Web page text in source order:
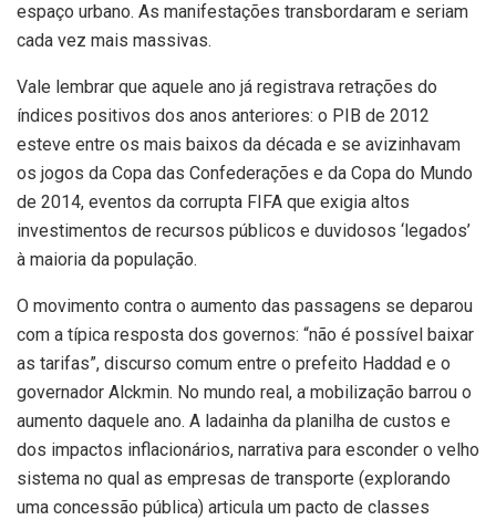
espaço urbano. As manifestações transbordaram e seriam
cada vez mais massivas.
Vale lembrar que aquele ano já registrava retrações do
índices positivos dos anos anteriores: o PIB de 2012
esteve entre os mais baixos da década e se avizinhavam
os jogos da Copa das Confederações e da Copa do Mundo
de 2014, eventos da corrupta FIFA que exigia altos
investimentos de recursos públicos e duvidosos ‘legados’
à maioria da população.
O movimento contra o aumento das passagens se deparou
com a típica resposta dos governos: “não é possível baixar
as tarifas”, discurso comum entre o prefeito Haddad e o
governador Alckmin. No mundo real, a mobilização barrou o
aumento daquele ano. A ladainha da planilha de custos e
dos impactos inflacionários, narrativa para esconder o velho
sistema no qual as empresas de transporte (explorando
uma concessão pública) articula um pacto de classes